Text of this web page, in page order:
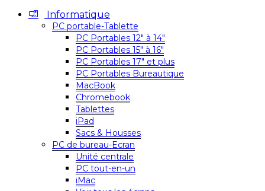
Informatique
PC portable-Tablette
PC Portables 12″ à 14″
PC Portables 15″ à 16″
PC Portables 17″ et plus
PC Portables Bureautique
MacBook
Chromebook
Tablettes
iPad
Sacs & Housses
PC de bureau-Ecran
Unité centrale
PC tout-en-un
iMac